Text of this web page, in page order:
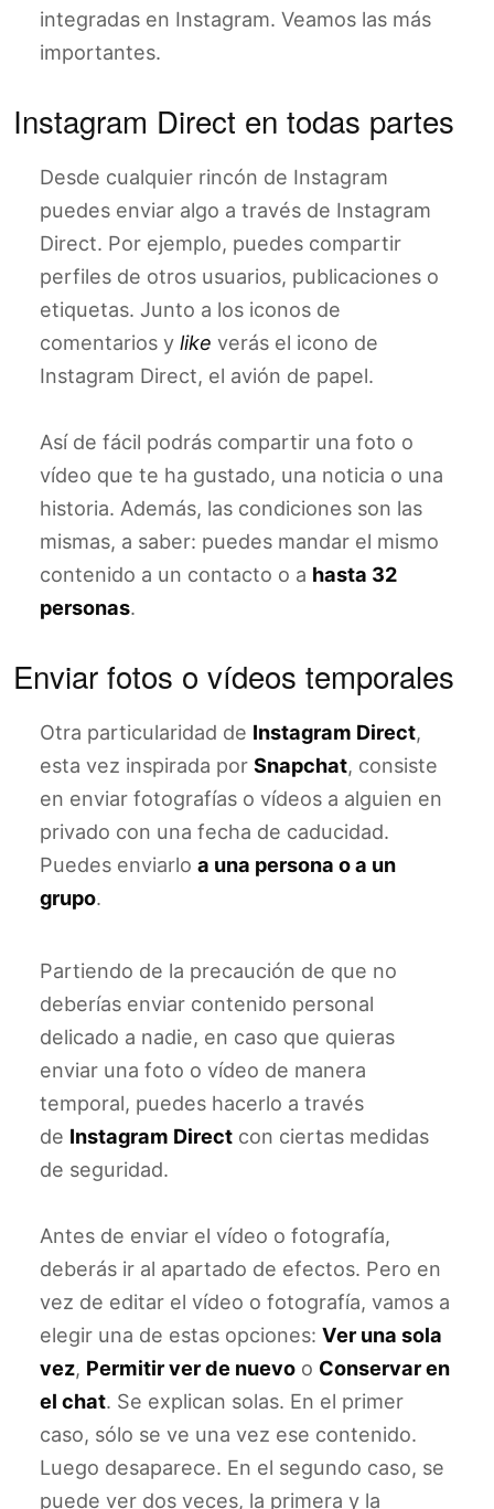
integradas en Instagram. Veamos las más
importantes.
Instagram Direct en todas partes
Desde cualquier rincón de Instagram
puedes enviar algo a través de Instagram
Direct. Por ejemplo, puedes compartir
perfiles de otros usuarios, publicaciones o
etiquetas. Junto a los iconos de
comentarios y like verás el icono de
Instagram Direct, el avión de papel.
Así de fácil podrás compartir una foto o
vídeo que te ha gustado, una noticia o una
historia. Además, las condiciones son las
mismas, a saber: puedes mandar el mismo
contenido a un contacto o a hasta 32
personas.
Enviar fotos o vídeos temporales
Otra particularidad de Instagram Direct,
esta vez inspirada por Snapchat, consiste
en enviar fotografías o vídeos a alguien en
privado con una fecha de caducidad.
Puedes enviarlo a una persona o a un
grupo.
Partiendo de la precaución de que no
deberías enviar contenido personal
delicado a nadie, en caso que quieras
enviar una foto o vídeo de manera
temporal, puedes hacerlo a través
de Instagram Direct con ciertas medidas
de seguridad.
Antes de enviar el vídeo o fotografía,
deberás ir al apartado de efectos. Pero en
vez de editar el vídeo o fotografía, vamos a
elegir una de estas opciones: Ver una sola
vez, Permitir ver de nuevo o Conservar en
el chat. Se explican solas. En el primer
caso, sólo se ve una vez ese contenido.
Luego desaparece. En el segundo caso, se
puede ver dos veces, la primera y la